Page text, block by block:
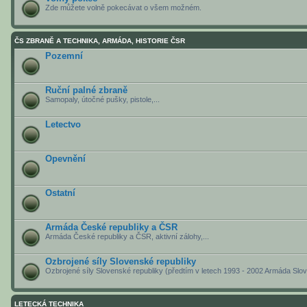
Zde můžete volně pokecávat o všem možném.
ČS ZBRANĚ A TECHNIKA, ARMÁDA, HISTORIE ČSR
Pozemní
Ruční palné zbraně
Samopaly, útočné pušky, pistole,...
Letectvo
Opevnění
Ostatní
Armáda České republiky a ČSR
Armáda České republiky a ČSR, aktivní zálohy,...
Ozbrojené síly Slovenské republiky
Ozbrojené síly Slovenské republiky (předtím v letech 1993 - 2002 Armáda
LETECKÁ TECHNIKA